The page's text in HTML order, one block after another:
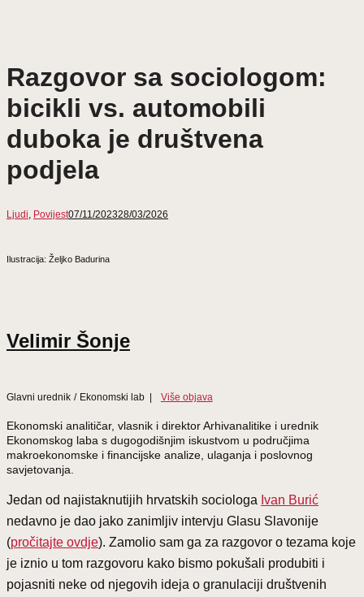
Razgovor sa sociologom:
bicikli vs. automobili
duboka je društvena
podjela
Ljudi, Povijest07/11/202328/03/2026
Ilustracija: Željko Badurina
Velimir Šonje
Glavni urednik / Ekonomski lab | Više objava
Ekonomski analitičar, vlasnik i direktor Arhivanalitike i urednik
Ekonomskog laba s dugogodišnjim iskustvom u područjima
makroekonomske i financijske analize, ulaganja i poslovnog
savjetovanja.
Jedan od najistaknutijih hrvatskih sociologa Ivan Burić
nedavno je dao jako zanimljiv intervju Glasu Slavonije
(pročitajte ovdje). Zamolio sam ga za razgovor o tezama koje
je iznio u tom razgovoru kako bismo pokušali produbiti i
pojasniti neke od njegovih ideja o granulaciji društvenih